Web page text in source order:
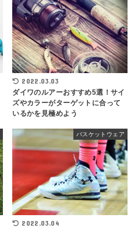
2022.03.03
ダイワのルアーおすすめ5選！サイ
ズやカラーがターゲットに合って
いるかを見極めよう
バスケットウェア
2022.03.04